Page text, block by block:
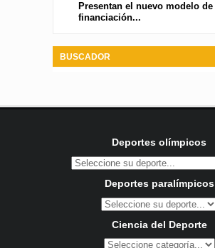
Presentan el nuevo modelo de
financiación...
BUSCADOR
Deportes olímpicos
Deportes paralímpicos
Ciencia del Deporte